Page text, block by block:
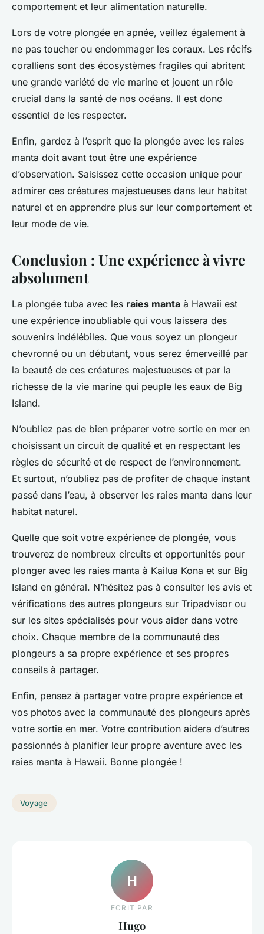
comportement et leur alimentation naturelle.
Lors de votre plongée en apnée, veillez également à
ne pas toucher ou endommager les coraux. Les récifs
coralliens sont des écosystèmes fragiles qui abritent
une grande variété de vie marine et jouent un rôle
crucial dans la santé de nos océans. Il est donc
essentiel de les respecter.
Enfin, gardez à l’esprit que la plongée avec les raies
manta doit avant tout être une expérience
d’observation. Saisissez cette occasion unique pour
admirer ces créatures majestueuses dans leur habitat
naturel et en apprendre plus sur leur comportement et
leur mode de vie.
Conclusion : Une expérience à vivre
absolument
La plongée tuba avec les raies manta à Hawaii est
une expérience inoubliable qui vous laissera des
souvenirs indélébiles. Que vous soyez un plongeur
chevronné ou un débutant, vous serez émerveillé par
la beauté de ces créatures majestueuses et par la
richesse de la vie marine qui peuple les eaux de Big
Island.
N’oubliez pas de bien préparer votre sortie en mer en
choisissant un circuit de qualité et en respectant les
règles de sécurité et de respect de l’environnement.
Et surtout, n’oubliez pas de profiter de chaque instant
passé dans l’eau, à observer les raies manta dans leur
habitat naturel.
Quelle que soit votre expérience de plongée, vous
trouverez de nombreux circuits et opportunités pour
plonger avec les raies manta à Kailua Kona et sur Big
Island en général. N’hésitez pas à consulter les avis et
vérifications des autres plongeurs sur Tripadvisor ou
sur les sites spécialisés pour vous aider dans votre
choix. Chaque membre de la communauté des
plongeurs a sa propre expérience et ses propres
conseils à partager.
Enfin, pensez à partager votre propre expérience et
vos photos avec la communauté des plongeurs après
votre sortie en mer. Votre contribution aidera d’autres
passionnés à planifier leur propre aventure avec les
raies manta à Hawaii. Bonne plongée !
Voyage
H
ECRIT PAR
Hugo